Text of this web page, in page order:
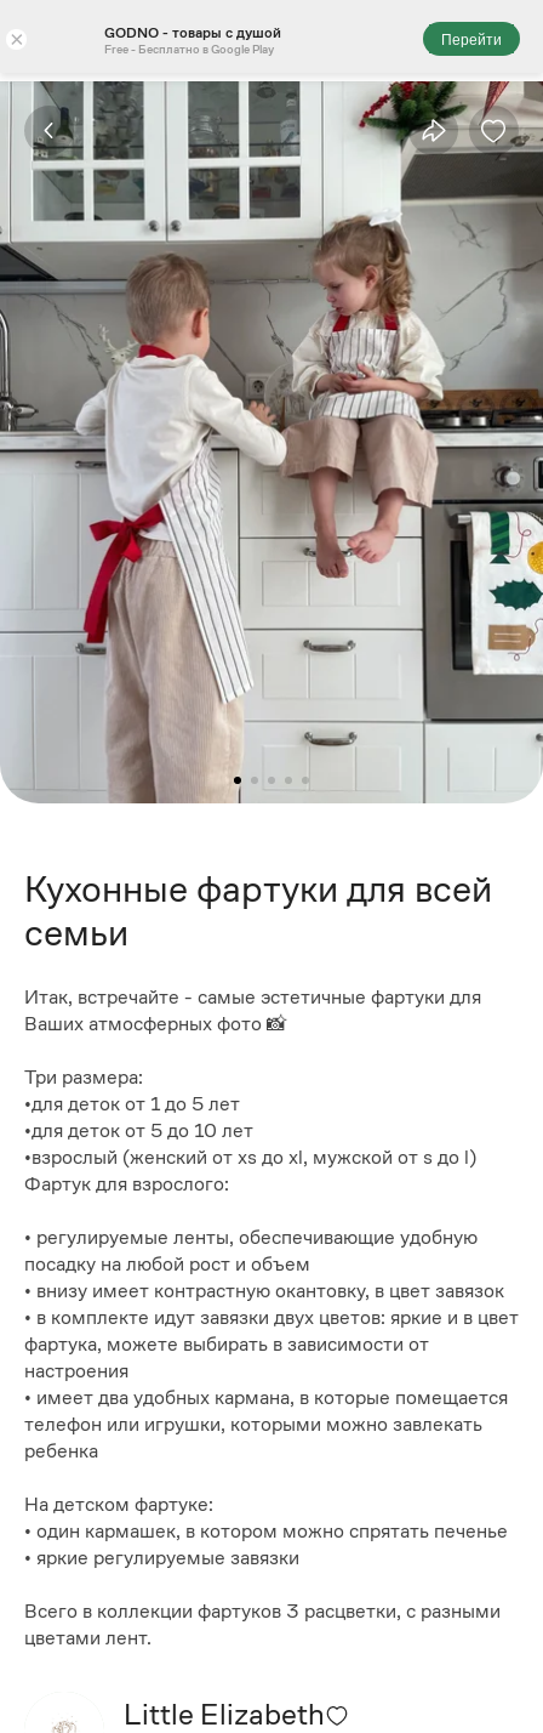
× GODNO - товары с душой
Free - Бесплатно в Google Play
Перейти
Кухонные фартуки для всей
семьи
Итак, встречайте - самые эстетичные фартуки для
Ваших атмосферных фото 📸
Три размера:
•для деток от 1 до 5 лет
•для деток от 5 до 10 лет
•взрослый (женский от xs до xl, мужской от s до l)
Фартук для взрослого:
• регулируемые ленты, обеспечивающие удобную
посадку на любой рост и объем
• внизу имеет контрастную окантовку, в цвет завязок
• в комплекте идут завязки двух цветов: яркие и в цвет
фартука, можете выбирать в зависимости от
настроения
• имеет два удобных кармана, в которые помещается
телефон или игрушки, которыми можно завлекать
ребенка
На детском фартуке:
• один кармашек, в котором можно спрятать печенье
• яркие регулируемые завязки
Всего в коллекции фартуков 3 расцветки, с разными
цветами лент.
Little Elizabeth